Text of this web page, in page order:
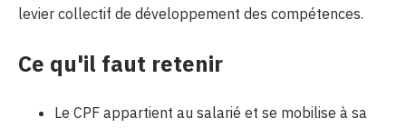
levier collectif de développement des compétences.
Ce qu'il faut retenir
Le CPF appartient au salarié et se mobilise à sa